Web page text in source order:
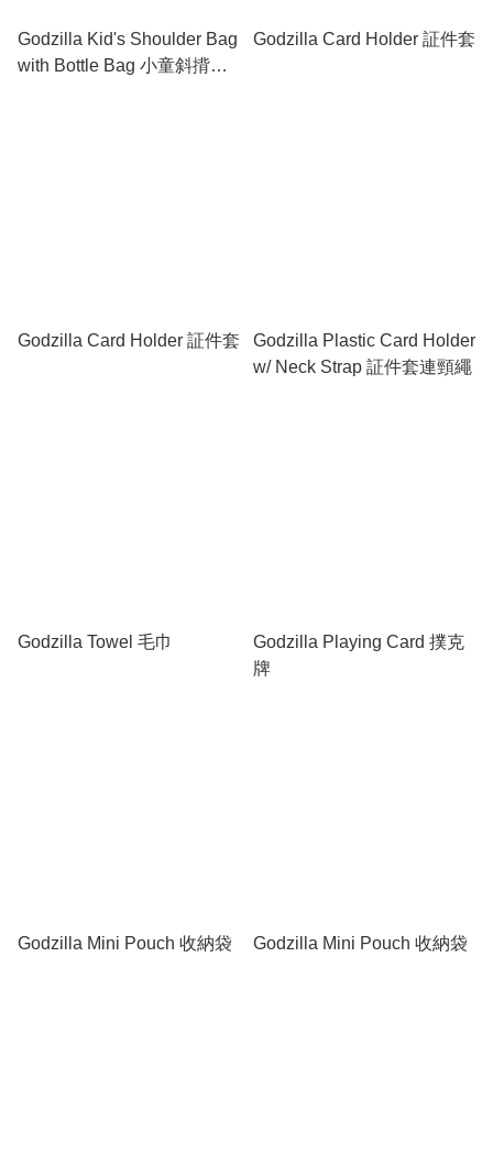
Godzilla Kid's Shoulder Bag
with Bottle Bag 小童斜揹袋
Godzilla Card Holder 証件套
Godzilla Card Holder 証件套
Godzilla Plastic Card Holder
w/ Neck Strap 証件套連頸繩
Godzilla Towel 毛巾
Godzilla Playing Card 撲克
牌
Godzilla Mini Pouch 收納袋 Godzilla Mini Pouch 收納袋